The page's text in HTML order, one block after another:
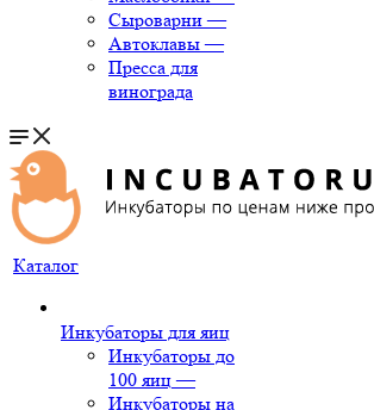
Сыроварни —
Автоклавы —
Пресса для
винограда
Каталог
Инкубаторы для яиц
Инкубаторы до
100 яиц —
Инкубаторы на